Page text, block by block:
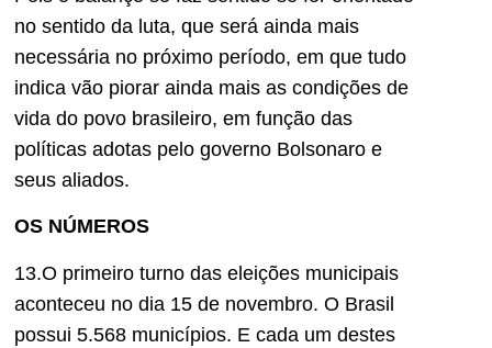
no sentido da luta, que será ainda mais
necessária no próximo período, em que tudo
indica vão piorar ainda mais as condições de
vida do povo brasileiro, em função das
políticas adotas pelo governo Bolsonaro e
seus aliados.
OS NÚMEROS
13.O primeiro turno das eleições municipais
aconteceu no dia 15 de novembro. O Brasil
possui 5.568 municípios. E cada um destes